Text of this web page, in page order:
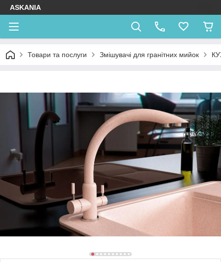
ASKANIA
Товари та послуги Змішувачі для гранітних мийок